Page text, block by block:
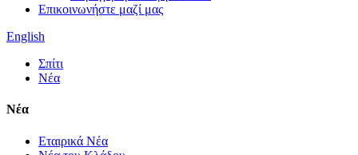
Επικοινωνήστε μαζί μας
English
Σπίτι
Νέα
Νέα
Εταιρικά Νέα